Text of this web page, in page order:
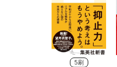
5刷